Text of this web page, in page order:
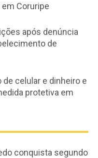
Coruripe
após denúncia
de
celular e dinheiro e
protetiva em
conquista segundo